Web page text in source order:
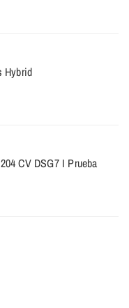
Hybrid
CV DSG7 I Prueba